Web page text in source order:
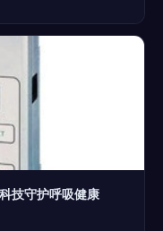
技守护呼吸健康